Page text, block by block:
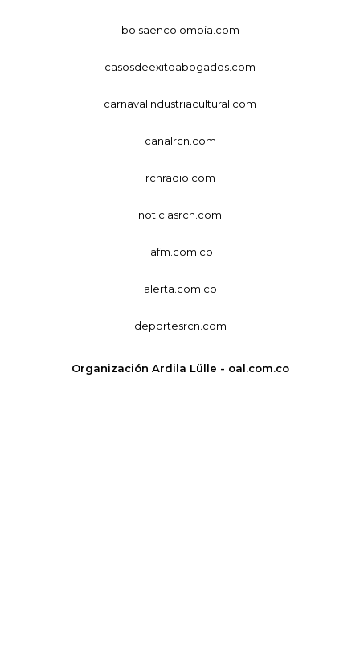
bolsaencolombia.com
casosdeexitoabogados.com
carnavalindustriacultural.com
canalrcn.com
rcnradio.com
noticiasrcn.com
lafm.com.co
alerta.com.co
deportesrcn.com
Organización Ardila Lülle - oal.com.co